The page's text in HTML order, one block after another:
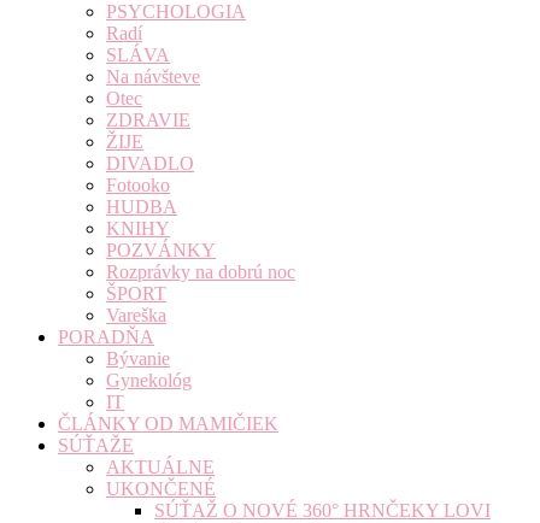
PSYCHOLOGIA
Radí
SLÁVA
Na návšteve
Otec
ZDRAVIE
ŽIJE
DIVADLO
Fotooko
HUDBA
KNIHY
POZVÁNKY
Rozprávky na dobrú noc
ŠPORT
Vareška
PORADŇA
Bývanie
Gynekológ
IT
ČLÁNKY OD MAMIČIEK
SÚŤAŽE
AKTUÁLNE
UKONČENÉ
SÚŤAŽ O NOVÉ 360° HRNČEKY LOVI